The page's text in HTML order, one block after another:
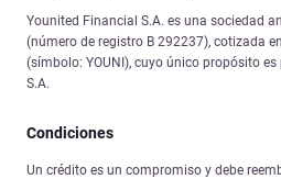
Younited Financial S.A. es una sociedad
(número de registro B 292237), cotizada
(símbolo: YOUNI), cuyo único propósito
S.A.
Condiciones
Un crédito es un compromiso y debe